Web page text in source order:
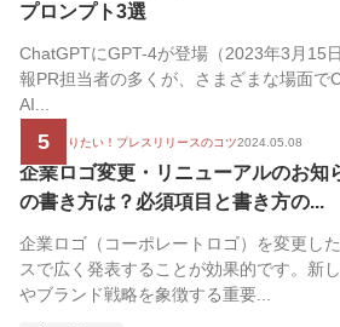
プロンプト3選
ChatGPTにGPT-4が登場（2023年3月15
報PR担当者の多くが、さまざまな場面で
AI...
5
もっと知りたい！プレスリリースのコツ2024.05.08
企業ロゴ変更・リニューアルのお知
の書き方は？必須項目と書き方の...
企業ロゴ（コーポレートロゴ）を変更し
スで広く発表することが効果的です。新
やブランド戦略を象徴する重要...